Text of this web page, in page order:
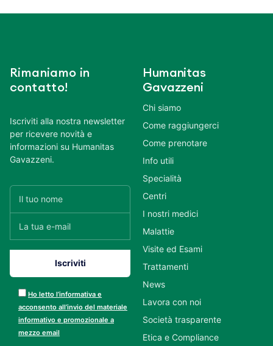
Rimaniamo in
contatto!
Iscriviti alla nostra newsletter
per ricevere novità e
informazioni su Humanitas
Gavazzeni.
Ho letto l’informativa e
acconsento all’invio del materiale
informativo e promozionale a
mezzo email
Humanitas
Gavazzeni
Chi siamo
Come raggiungerci
Come prenotare
Info utili
Specialità
Centri
I nostri medici
Malattie
Visite ed Esami
Trattamenti
News
Lavora con noi
Società trasparente
Etica e Compliance